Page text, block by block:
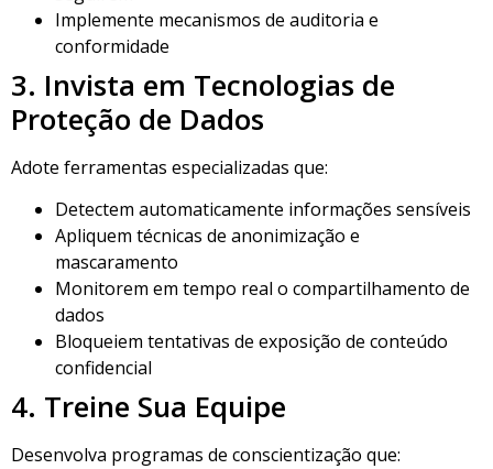
Implemente mecanismos de auditoria e
conformidade
3. Invista em Tecnologias de
Proteção de Dados
Adote ferramentas especializadas que:
Detectem automaticamente informações sensíveis
Apliquem técnicas de anonimização e
mascaramento
Monitorem em tempo real o compartilhamento de
dados
Bloqueiem tentativas de exposição de conteúdo
confidencial
4. Treine Sua Equipe
Desenvolva programas de conscientização que: